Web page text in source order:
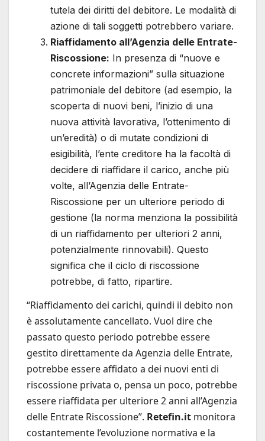
tutela dei diritti del debitore. Le modalità di
azione di tali soggetti potrebbero variare.
Riaffidamento all’Agenzia delle Entrate-
Riscossione: In presenza di “nuove e
concrete informazioni” sulla situazione
patrimoniale del debitore (ad esempio, la
scoperta di nuovi beni, l’inizio di una
nuova attività lavorativa, l’ottenimento di
un’eredità) o di mutate condizioni di
esigibilità, l’ente creditore ha la facoltà di
decidere di riaffidare il carico, anche più
volte, all’Agenzia delle Entrate-
Riscossione per un ulteriore periodo di
gestione (la norma menziona la possibilità
di un riaffidamento per ulteriori 2 anni,
potenzialmente rinnovabili). Questo
significa che il ciclo di riscossione
potrebbe, di fatto, ripartire.
“Riaffidamento dei carichi, quindi il debito non
è assolutamente cancellato. Vuol dire che
passato questo periodo potrebbe essere
gestito direttamente da Agenzia delle Entrate,
potrebbe essere affidato a dei nuovi enti di
riscossione privata o, pensa un poco, potrebbe
essere riaffidata per ulteriore 2 anni all’Agenzia
delle Entrate Riscossione”. Retefin.it monitora
costantemente l’evoluzione normativa e la